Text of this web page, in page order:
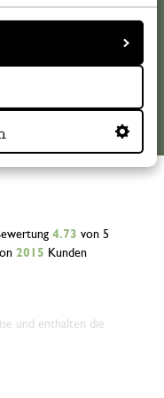
4.73 von 5
2015 Kunden
und enthalten die